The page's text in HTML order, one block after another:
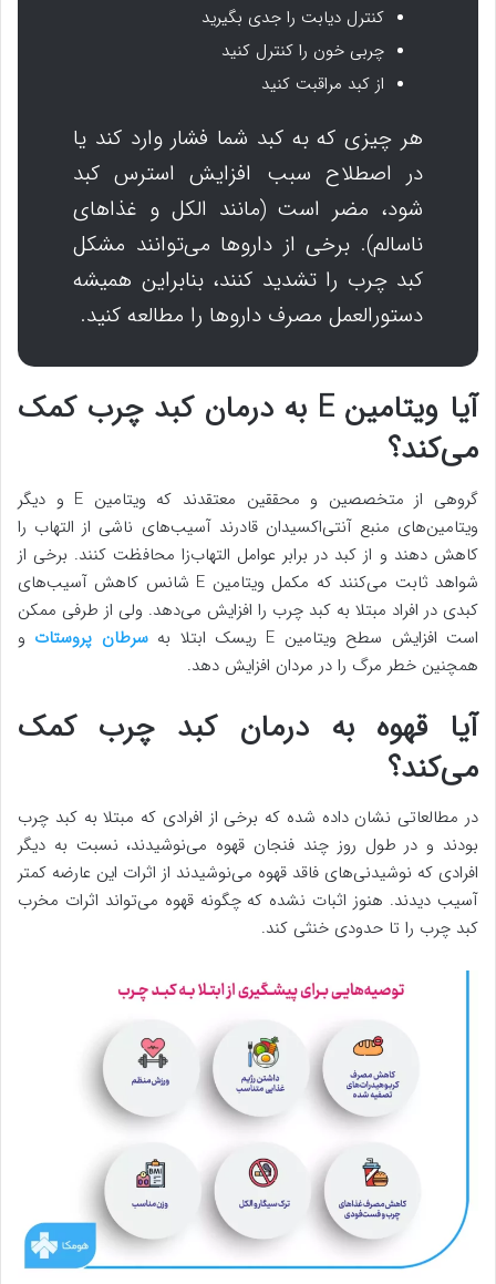
کنترل دیابت را جدی بگیرید
چربی خون را کنترل کنید
از کبد مراقبت کنید
هر چیزی که به کبد شما فشار وارد کند یا
در اصطلاح سبب افزایش استرس کبد
شود، مضر است (مانند الکل و غذاهای
ناسالم). برخی از داروها می‌توانند مشکل
کبد چرب را تشدید کنند، بنابراین همیشه
دستورالعمل مصرف داروها را مطالعه کنید.
آیا ویتامین E به درمان کبد چرب کمک
می‌کند؟
گروهی از متخصصین و محققین معتقدند که ویتامین E و دیگر
ویتامین‌های منبع آنتی‌اکسیدان قادرند آسیب‌های ناشی از التهاب را
کاهش دهند و از کبد در برابر عوامل التهاب‌زا محافظت کنند. برخی از
شواهد ثابت می‌کنند که مکمل‌ ویتامین E شانس کاهش آسیب‌های
کبدی در افراد مبتلا به کبد چرب را افزایش می‌دهد. ولی از طرفی ممکن
است افزایش سطح ویتامین E ریسک ابتلا به
سرطان پروستات و
همچنین خطر مرگ را در مردان افزایش دهد.
آیا قهوه به درمان کبد چرب کمک
می‌کند؟
در مطالعاتی نشان داده شده که برخی از افرادی که مبتلا به کبد چرب
بودند و در طول روز چند فنجان قهوه می‌نوشیدند، نسبت به دیگر
افرادی که نوشیدنی‌های فاقد قهوه می‌نوشیدند از اثرات این عارضه کمتر
آسیب دیدند. هنوز اثبات نشده که چگونه قهوه می‌تواند اثرات مخرب
کبد چرب را تا حدودی خنثی کند.